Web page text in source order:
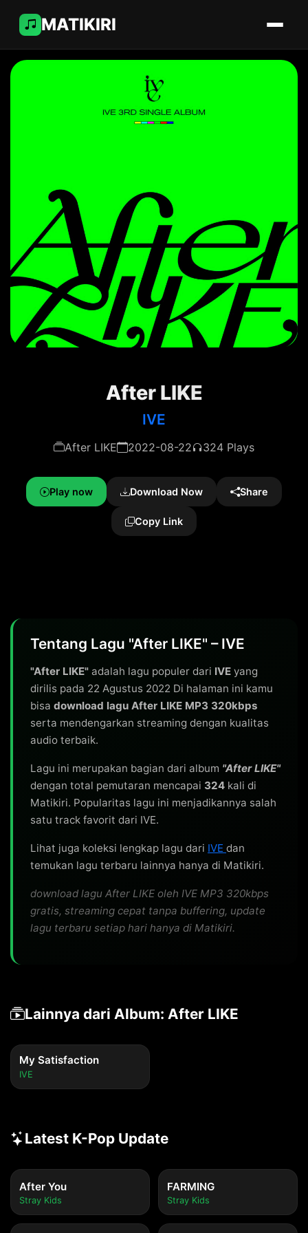
MATIKIRI
After LIKE
IVE
After LIKE 2022-08-22 324 Plays
Play now Download Now Share
Copy Link
Tentang Lagu "After LIKE" – IVE
"After LIKE" adalah lagu populer dari IVE yang
dirilis pada 22 Agustus 2022 Di halaman ini kamu
bisa download lagu After LIKE MP3 320kbps
serta mendengarkan streaming dengan kualitas
audio terbaik.
Lagu ini merupakan bagian dari album "After LIKE"
dengan total pemutaran mencapai 324 kali di
Matikiri. Popularitas lagu ini menjadikannya salah
satu track favorit dari IVE.
Lihat juga koleksi lengkap lagu dari IVE dan
temukan lagu terbaru lainnya hanya di Matikiri.
download lagu After LIKE oleh IVE MP3 320kbps
gratis, streaming cepat tanpa buffering, update
lagu terbaru setiap hari hanya di Matikiri.
Lainnya dari Album: After LIKE
My Satisfaction
IVE
Latest K-Pop Update
After You
Stray Kids
FARMING
Stray Kids